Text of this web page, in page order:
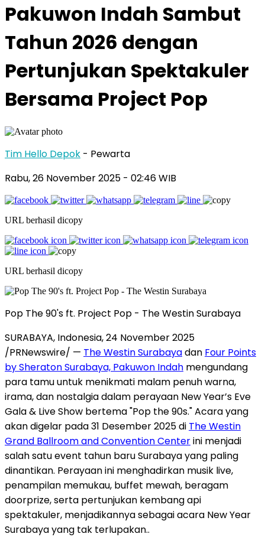
Pakuwon Indah Sambut
Tahun 2026 dengan
Pertunjukan Spektakuler
Bersama Project Pop
Tim Hello Depok - Pewarta
Rabu, 26 November 2025 - 02:46 WIB
URL berhasil dicopy
URL berhasil dicopy
Pop The 90's ft. Project Pop - The Westin Surabaya
SURABAYA, Indonesia,24 November 2025
/PRNewswire/ — The Westin Surabayadan Four Points
by Sheraton Surabaya, Pakuwon Indah mengundang
para tamu untuk menikmati malam penuh warna,
irama, dan nostalgia dalam perayaan New Year’s Eve
Gala& Live Show bertema "Pop the 90s." Acara yang
akan digelar pada 31 Desember 2025 di The Westin
Grand Ballroom and Convention Centerini menjadi
salah satu event tahun baruSurabayayang paling
dinantikan. Perayaan ini menghadirkan musik live,
penampilan memukau, buffet mewah, beragam
doorprize, serta pertunjukan kembang api
spektakuler, menjadikannya sebagai acara New Year
Surabaya yang tak terlupakan..